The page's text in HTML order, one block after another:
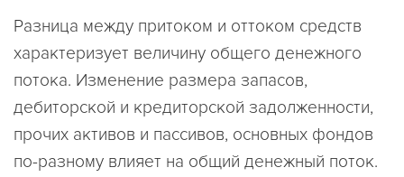
Разница между притоком и оттоком средств
характеризует величину общего денежного
потока. Изменение размера запасов,
дебиторской и кредиторской задолженности,
прочих активов и пассивов, основных фондов
по-разному влияет на общий денежный поток.